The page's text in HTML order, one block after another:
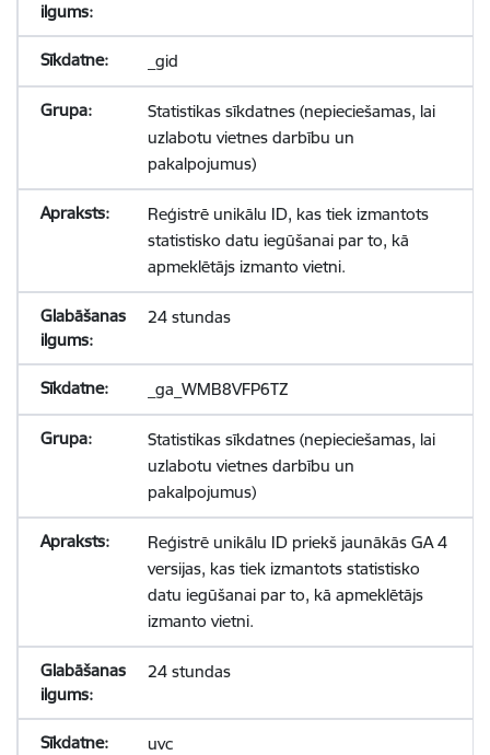
_gid
Statistikas sīkdatnes (nepieciešamas, lai
uzlabotu vietnes darbību un
pakalpojumus)
Reģistrē unikālu ID, kas tiek izmantots
statistisko datu iegūšanai par to, kā
apmeklētājs izmanto vietni.
24 stundas
_ga_WMB8VFP6TZ
Statistikas sīkdatnes (nepieciešamas, lai
uzlabotu vietnes darbību un
pakalpojumus)
Reģistrē unikālu ID priekš jaunākās GA 4
versijas, kas tiek izmantots statistisko
datu iegūšanai par to, kā apmeklētājs
izmanto vietni.
24 stundas
uvc